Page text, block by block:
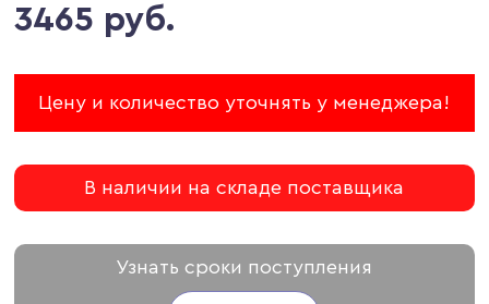
3465 руб.
Цену и количество уточнять у менеджера!
В наличии на складе поставщика
Узнать сроки поступления